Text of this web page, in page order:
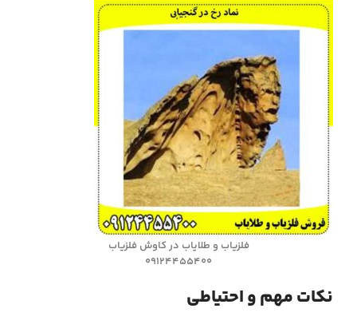
فلزیاب و طلایاب در کاوش فلزیاب
09124455400
نکات مهم و احتیاطی